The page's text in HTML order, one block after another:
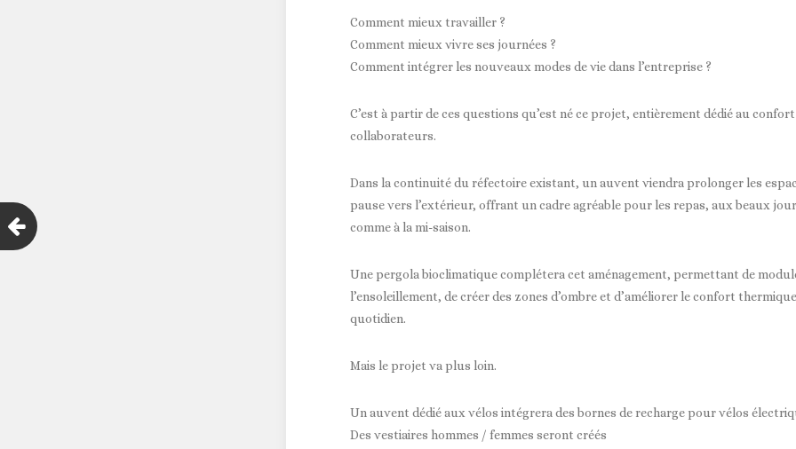
Comment mieux travailler ?
Comment mieux vivre ses journées ?
Comment intégrer les nouveaux modes de vie dans l’entreprise ?
C’est à partir de ces questions qu’est né ce projet, entièrement dédié au
collaborateurs.
Dans la continuité du réfectoire existant, un auvent viendra prolonger les
pause vers l’extérieur, offrant un cadre agréable pour les repas, aux beaux
comme à la mi-saison.
Une pergola bioclimatique complétera cet aménagement, permettant de
l’ensoleillement, de créer des zones d’ombre et d’améliorer le confort
quotidien.
Mais le projet va plus loin.
Un auvent dédié aux vélos intégrera des bornes de recharge pour vélos
Des vestiaires hommes / femmes seront créés